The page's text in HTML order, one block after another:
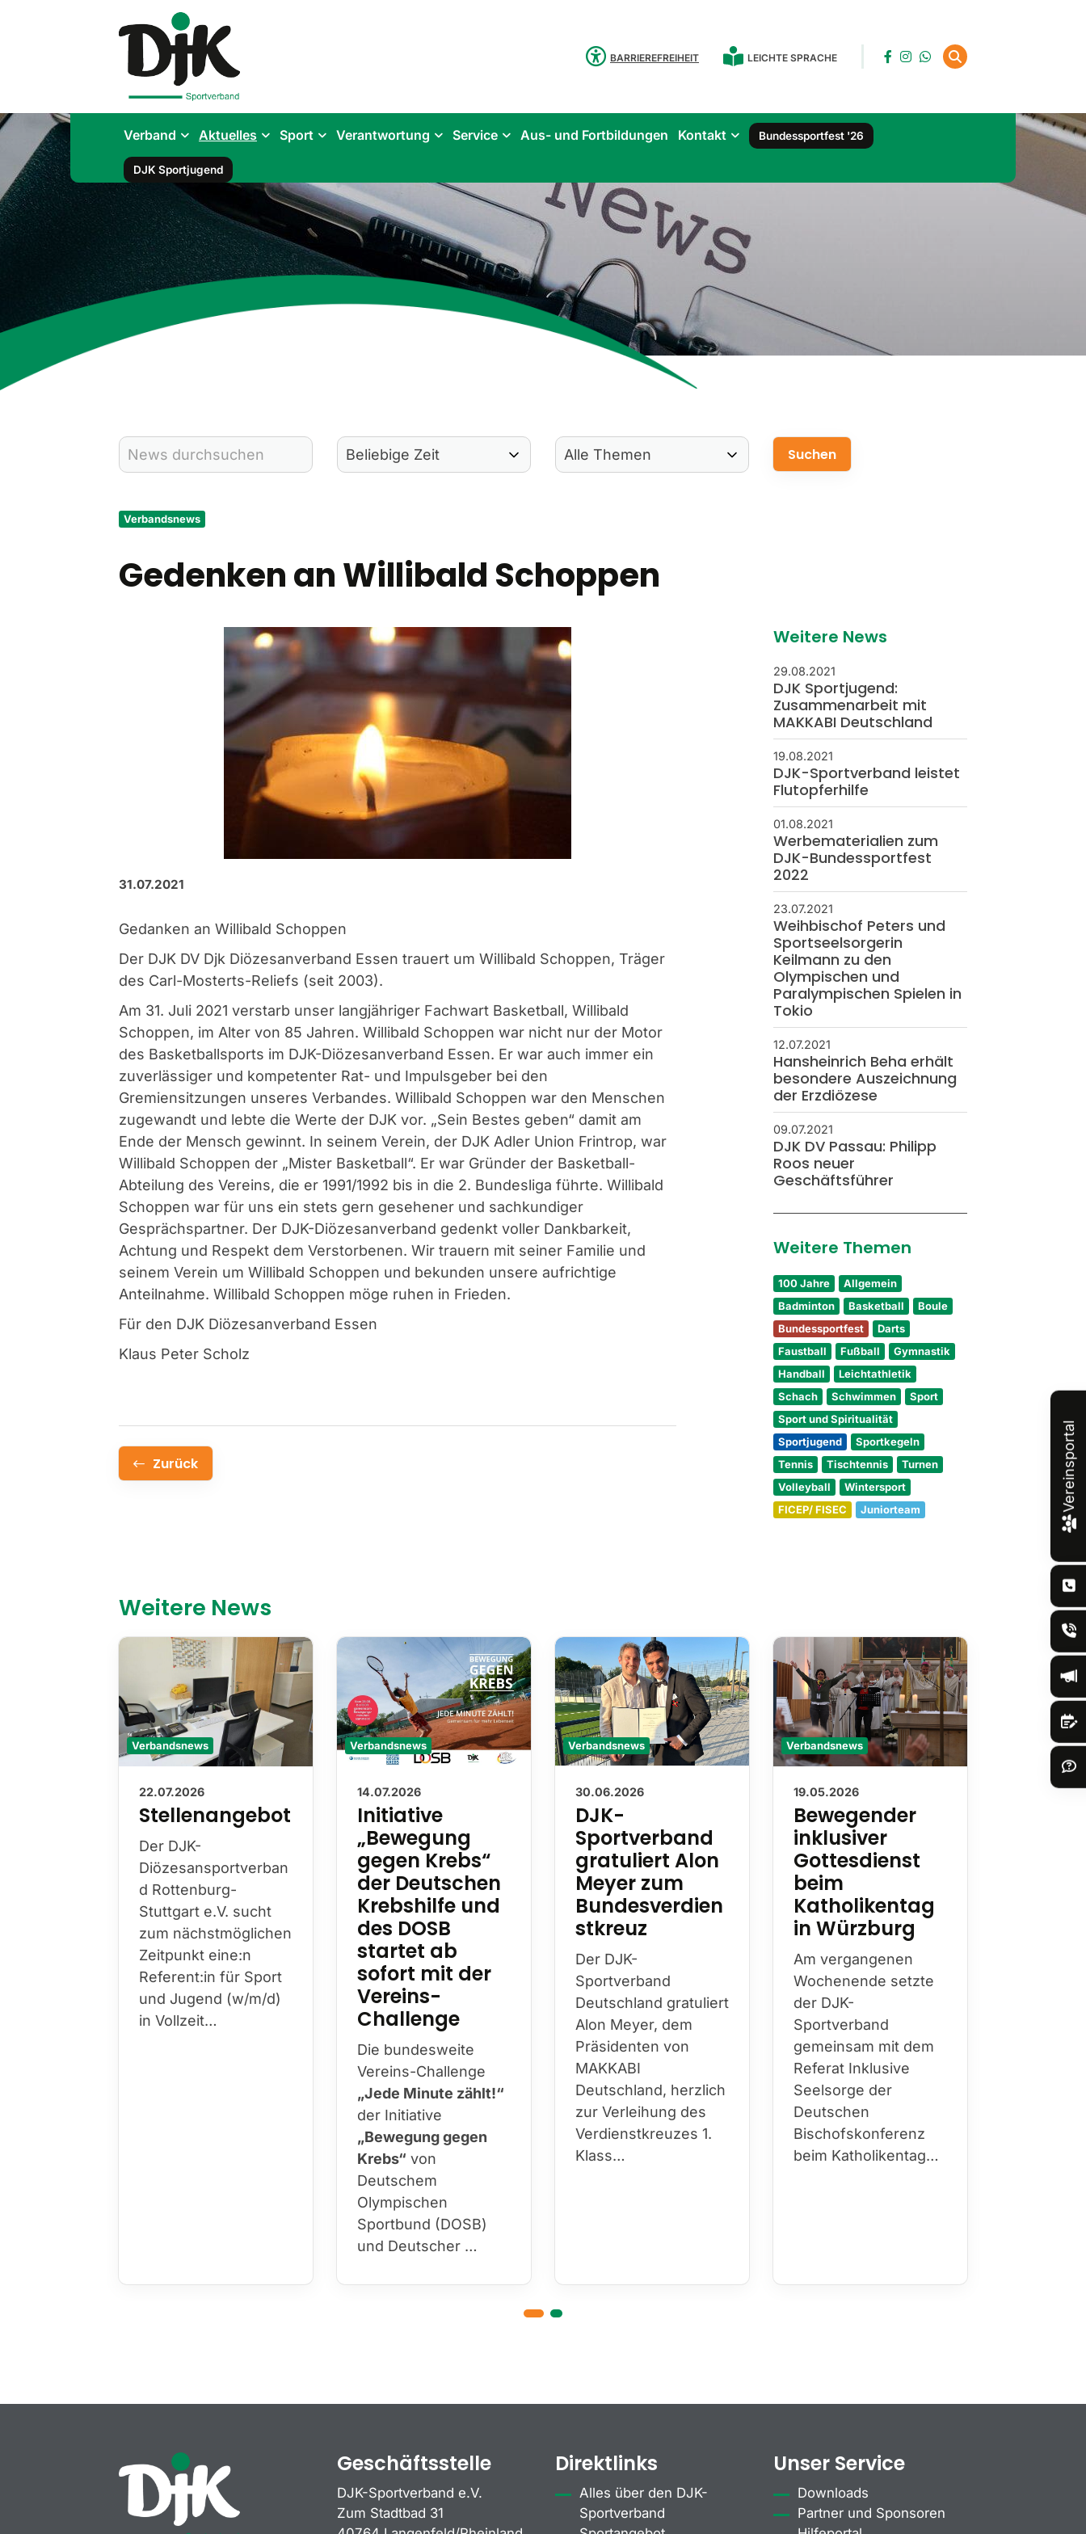
BARRIEREFREIHEIT LEICHTE SPRACHE
Verband Aktuelles Sport Verantwortung Service Aus- und Fortbildungen Kontakt Bundessportfest '26
DJK Sportjugend
Verbandsnews
Gedenken an Willibald Schoppen
31.07.2021
Gedanken an Willibald Schoppen
Der DJK DV Djk Diözesanverband Essen trauert um Willibald Schoppen, Träger
des Carl-Mosterts-Reliefs (seit 2003).
Am 31. Juli 2021 verstarb unser langjähriger Fachwart Basketball, Willibald
Schoppen, im Alter von 85 Jahren. Willibald Schoppen war nicht nur der Motor
des Basketballsports im DJK-Diözesanverband Essen. Er war auch immer ein
zuverlässiger und kompetenter Rat- und Impulsgeber bei den
Gremiensitzungen unseres Verbandes. Willibald Schoppen war den Menschen
zugewandt und lebte die Werte der DJK vor. „Sein Bestes geben“ damit am
Ende der Mensch gewinnt. In seinem Verein, der DJK Adler Union Frintrop, war
Willibald Schoppen der „Mister Basketball“. Er war Gründer der Basketball-
Abteilung des Vereins, die er 1991/1992 bis in die 2. Bundesliga führte. Willibald
Schoppen war für uns ein stets gern gesehener und sachkundiger
Gesprächspartner. Der DJK-Diözesanverband gedenkt voller Dankbarkeit,
Achtung und Respekt dem Verstorbenen. Wir trauern mit seiner Familie und
seinem Verein um Willibald Schoppen und bekunden unsere aufrichtige
Anteilnahme. Willibald Schoppen möge ruhen in Frieden.
Für den DJK Diözesanverband Essen
Klaus Peter Scholz
Zurück
Weitere News
29.08.2021
DJK Sportjugend:
Zusammenarbeit mit
MAKKABI Deutschland
19.08.2021
DJK-Sportverband leistet
Flutopferhilfe
01.08.2021
Werbematerialien zum
DJK-Bundessportfest
2022
23.07.2021
Weihbischof Peters und
Sportseelsorgerin
Keilmann zu den
Olympischen und
Paralympischen Spielen in
Tokio
12.07.2021
Hansheinrich Beha erhält
besondere Auszeichnung
der Erzdiözese
09.07.2021
DJK DV Passau: Philipp
Roos neuer
Geschäftsführer
Weitere Themen
100 Jahre
Allgemein
Badminton
Basketball
Boule
Bundessportfest
Darts
Faustball
Fußball
Gymnastik
Handball
Leichtathletik
Schach
Schwimmen
Sport
Sport und Spiritualität
Sportjugend
Sportkegeln
Tennis
Tischtennis
Turnen
Volleyball
Wintersport
FICEP/ FISEC
Juniorteam
Weitere News
Verbandsnews
22.07.2026
Stellenangebot
Der DJK-
Diözesansportverban
d Rottenburg-
Stuttgart e.V. sucht
zum nächstmöglichen
Zeitpunkt eine:n
Referent:in für Sport
und Jugend (w/m/d)
in Vollzeit…
Verbandsnews
14.07.2026
Initiative
„Bewegung
gegen Krebs“
der Deutschen
Krebshilfe und
des DOSB
startet ab
sofort mit der
Vereins-
Challenge
Die bundesweite
Vereins-Challenge
„Jede Minute zählt!“
der Initiative
„Bewegung gegen
Krebs“ von
Deutschem
Olympischen
Sportbund (DOSB)
und Deutscher …
Verbandsnews
30.06.2026
DJK-
Sportverband
gratuliert Alon
Meyer zum
Bundesverdien
stkreuz
Der DJK-
Sportverband
Deutschland gratuliert
Alon Meyer, dem
Präsidenten von
MAKKABI
Deutschland, herzlich
zur Verleihung des
Verdienstkreuzes 1.
Klass…
Verbandsnews
19.05.2026
Bewegender
inklusiver
Gottesdienst
beim
Katholikentag
in Würzburg
Am vergangenen
Wochenende setzte
der DJK-
Sportverband
gemeinsam mit dem
Referat Inklusive
Seelsorge der
Deutschen
Bischofskonferenz
beim Katholikentag…
Verbandsnews
13.05.2026
Geschäftsstelle
DJK-Sportverband e.V.
Zum Stadtbad 31
Direktlinks
Alles über den DJK-
Sportverband
Unser Service
Downloads
Partner und Sponsoren
Vereinsportal